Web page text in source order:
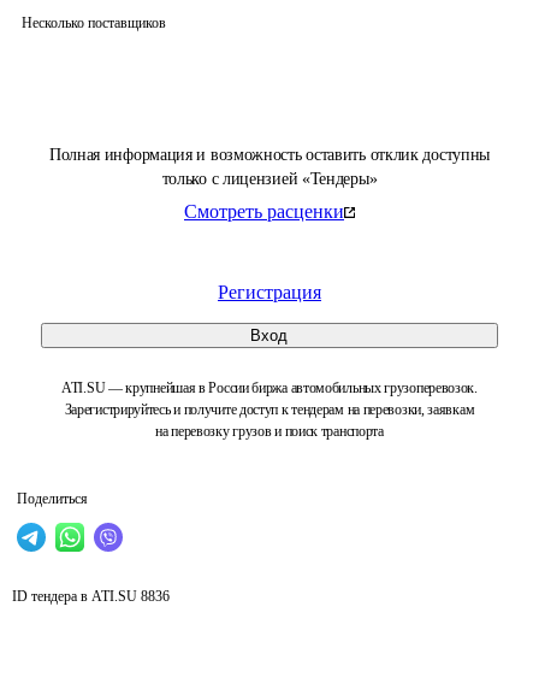
Полная информация и возможность оставить отклик доступны
только с лицензией «Тендеры»
Смотреть расценки
Регистрация
Вход
ATI.SU — крупнейшая в России биржа автомобильных грузоперевозок.
Зарегистрируйтесь и получите доступ к тендерам на перевозки, заявкам
на перевозку грузов и поиск транспорта
Поделиться
Несколько поставщиков
ID тендера в ATI.SU 8836